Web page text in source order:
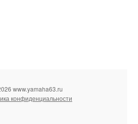
www.yamaha63.ru
конфиденциальности